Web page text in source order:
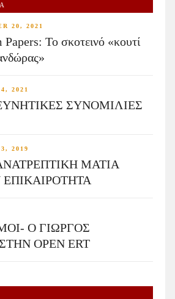
20, 2021
Papers: Το σκοτεινό «κουτί
2021
ΣΥΝΟΜΙΛΙΕΣ
2019
ΜΑΤΙΑ
Ο ΓΙΩΡΓΟΣ
OPEN ERT